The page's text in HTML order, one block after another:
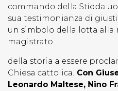
commando della Stidda
sua testimonianza di
un simbolo della lotta alla
magistrato
della storia a essere
Chiesa cattolica. Con
Leonardo Maltese, Nino